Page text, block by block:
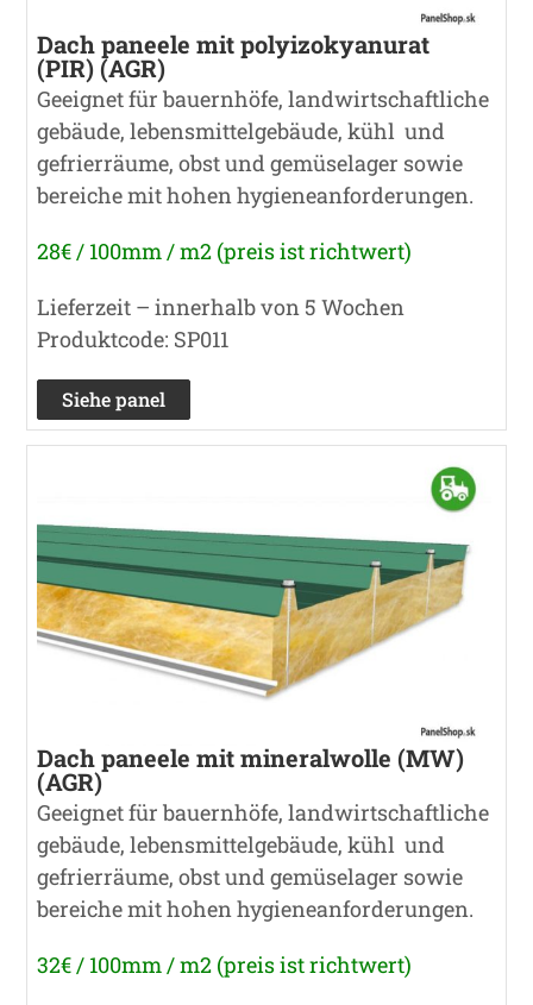
Dach paneele mit polyizokyanurat
(PIR) (AGR)
Geeignet für bauernhöfe, landwirtschaftliche
gebäude, lebensmittelgebäude, kühl und
gefrierräume, obst und gemüselager sowie
bereiche mit hohen hygieneanforderungen.
28€ / 100mm / m2 (preis ist richtwert)
Lieferzeit – innerhalb von 5 Wochen
Produktcode: SP011
Siehe panel
Dach paneele mit mineralwolle (MW)
(AGR)
Geeignet für bauernhöfe, landwirtschaftliche
gebäude, lebensmittelgebäude, kühl und
gefrierräume, obst und gemüselager sowie
bereiche mit hohen hygieneanforderungen.
32€ / 100mm / m2 (preis ist richtwert)